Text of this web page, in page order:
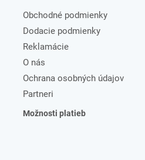
Obchodné podmienky
Dodacie podmienky
Reklamácie
O nás
Ochrana osobných údajov
Partneri
Možnosti platieb